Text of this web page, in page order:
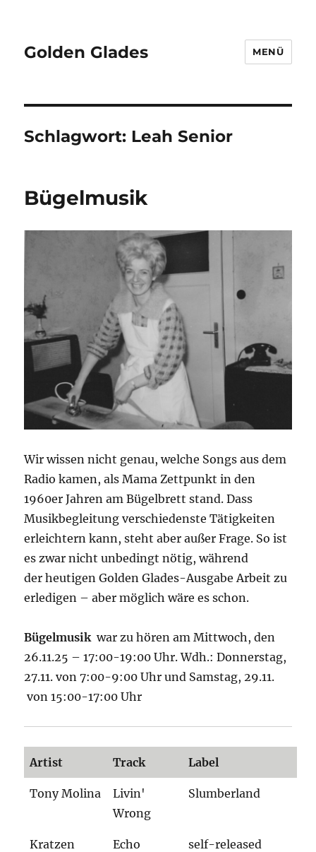
Golden Glades MENÜ
Schlagwort: Leah Senior
Bügelmusik
Wir wissen nicht genau, welche Songs aus dem
Radio kamen, als Mama Zettpunkt in den
1960er Jahren am Bügelbrett stand. Dass
Musikbegleitung verschiedenste Tätigkeiten
erleichtern kann, steht aber außer Frage. So ist
es zwar nicht unbedingt nötig, während
der heutigen Golden Glades-Ausgabe Arbeit zu
erledigen – aber möglich wäre es schon.
Bügelmusik war zu hören am Mittwoch, den
26.11.25 – 17:00-19:00 Uhr. Wdh.: Donnerstag,
27.11. von 7:00-9:00 Uhr und Samstag, 29.11.
von 15:00-17:00 Uhr
Artist Track Label
Tony Molina
Livin'
Wrong
Slumberland
Kratzen Echo self-released